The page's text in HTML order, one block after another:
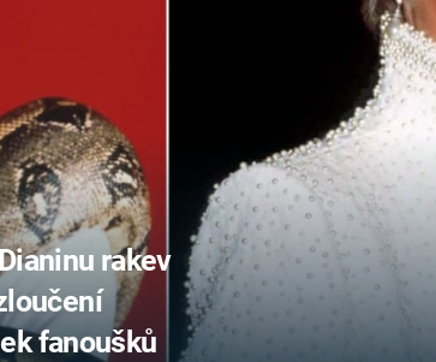
UTAJENÉ PŘÍBĚHY
ČESKÝCH DĚJIN
ALTERNATIVNÍ
HISTORIE
FILMY
REALITA
HORORY
REALITA
OPTICKÉ
KLAMY
rakev
fanoušků